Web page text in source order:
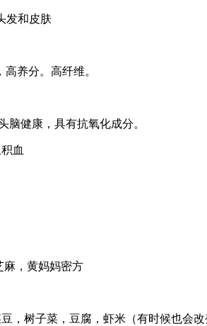
发和皮肤
养分。高纤维。
脑健康，具有抗氧化成分。
血
麻，黄妈妈密方
，树子菜 ， 豆腐， 虾米（有时候也会